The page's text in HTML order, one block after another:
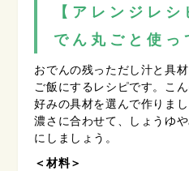
【アレンジレ
でん丸ごと使っ
おでんの残っただし汁と具
ご飯にするレシピです。こ
好みの具材を選んで作りま
濃さに合わせて、しょうゆ
にしましょう。
＜材料＞